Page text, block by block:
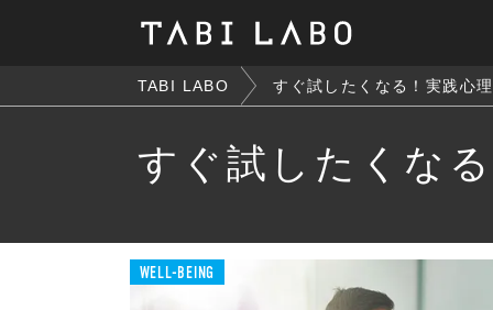
TABI LABO すぐ試したくなる！実践心
すぐ試したくな
WELL-BEING